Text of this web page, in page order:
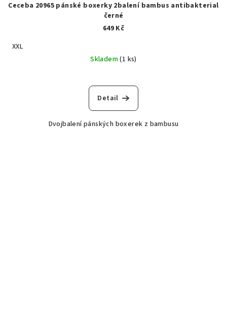
Ceceba 20965 pánské boxerky 2balení bambus antibakterial
černé
649 Kč
XXL
Skladem(1 ks)
Detail
Dvojbalení pánských boxerek z bambusu